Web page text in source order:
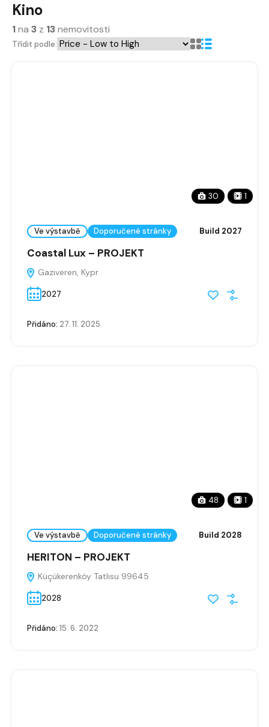
Kino
1na 3 z 13nemovitosti
Třídit podle:
30 1
Ve výstavbě Doporučené stránky Build 2027
Coastal Lux – PROJEKT
Gaziveren, Kypr
2027
Přidáno: 27. 11. 2025
48 1
Ve výstavbě Doporučené stránky Build 2028
HERITON – PROJEKT
Küçükerenköy Tatlısu 99645
2028
Přidáno: 15. 6. 2022